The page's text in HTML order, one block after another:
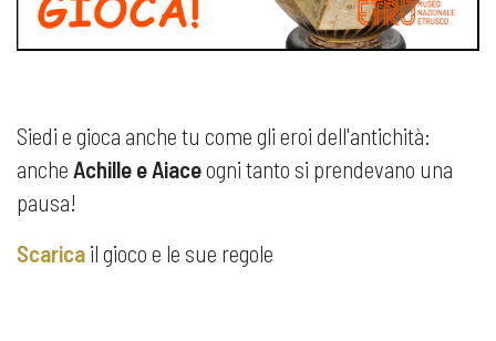
Siedi e gioca anche tu come gli eroi dell'antichità:
anche Achille e Aiaceogni tanto si prendevano una
pausa!
Scarica il gioco e le sue regole